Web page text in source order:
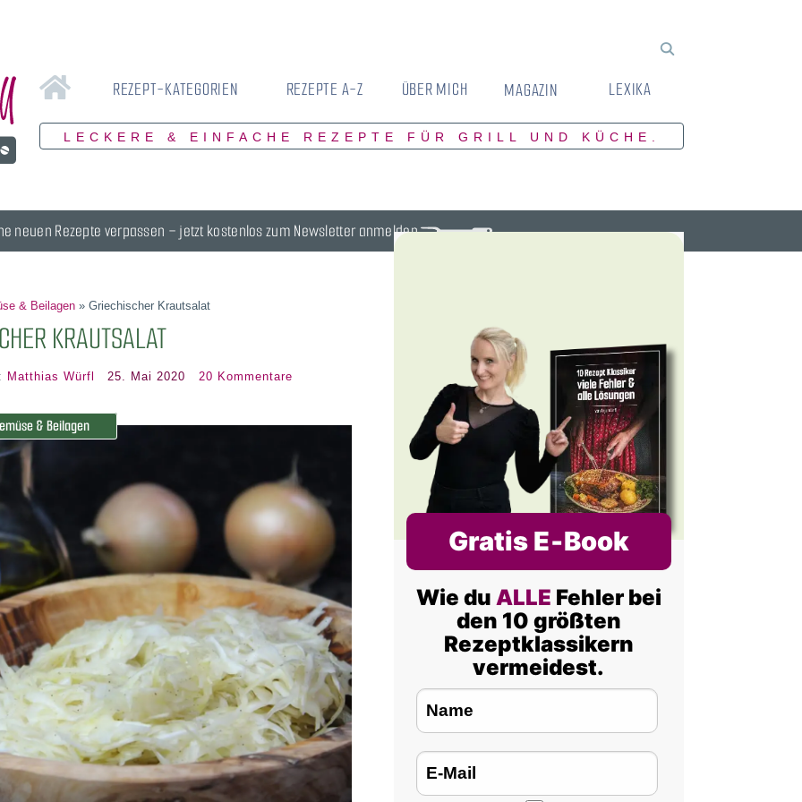
REZEPT-KATEGORIEN REZEPTE A-Z ÜBER MICH MAGAZIN LEXIKA
LECKERE & EINFACHE REZEPTE FÜR GRILL UND KÜCHE.
neuen Rezepte verpassen – jetzt kostenlos zum Newsletter anmelden.
& Beilagen »Griechischer Krautsalat
KRAUTSALAT
Matthias Würfl 25. Mai 2020 20 Kommentare
& Beilagen
Gratis E‑Book
Wie du ALLE Fehler bei
den 10 größten
Rezeptklassikern
vermeidest.